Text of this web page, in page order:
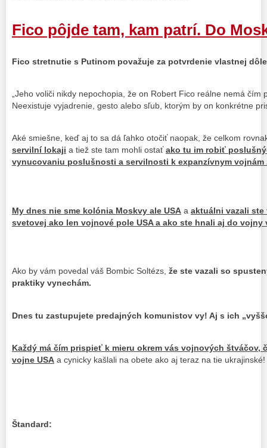
Fico pôjde tam, kam patrí. Do
Fico stretnutie s Putinom považuje za potvrdenie vlastnej
„Jeho voliči nikdy nepochopia, že on Robert Fico reálne nemá čím
Neexistuje vyjadrenie, gesto alebo sľub, ktorým by on konkrétne
Aké smiešne, keď aj to sa dá ľahko otočiť naopak, že celkom
servilní lokaji a tiež ste tam mohli ostaťako tu im robiť
vynucovaniu poslušnosti a servilnosti k expanzívnym vojnám
My dnes nie sme kolónia Moskvy ale USA a aktuálni vazali ste
svetovej ako len vojnové pole USA a ako ste hnali aj do vojny
Ako by vám povedal váš Bombic Soltézs, že ste vazali so
praktiky vynechám.
Dnes tu zastupujete predajných komunistov vy! Aj s ich
Každý má čím prispieť k mieru okrem vás vojnových štváčov,
vojne USA a cynicky kašlali na obete ako aj teraz na tie ukrajinské!
Štandard: